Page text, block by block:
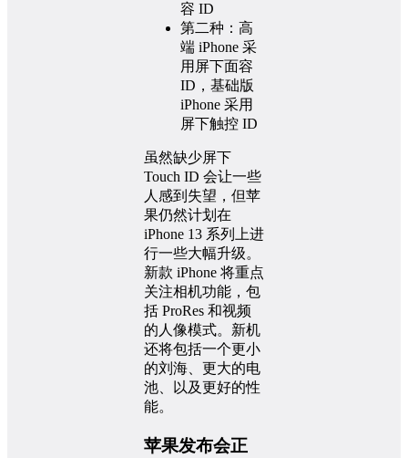
容 ID
第二种：高
端 iPhone 采
用屏下面容
ID，基础版
iPhone 采用
屏下触控 ID
虽然缺少屏下
Touch ID 会让一些
人感到失望，但苹
果仍然计划在
iPhone 13 系列上进
行一些大幅升级。
新款 iPhone 将重点
关注相机功能，包
括 ProRes 和视频
的人像模式。新机
还将包括一个更小
的刘海、更大的电
池、以及更好的性
能。
苹果发布会正